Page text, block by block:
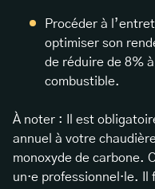
Procéder à
optimiser son
de réduire de 8%
combustible.
À noter : Il est
annuel à votre
monoxyde de carbone.
un·e professionnel·le.